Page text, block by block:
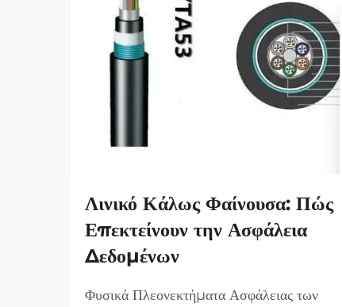
Λινικό Κάλως Φαίνουσα: Πώς
Επεκτείνουν την Ασφάλεια
Δεδομένων
Φυσικά Πλεονεκτήματα Ασφάλειας των